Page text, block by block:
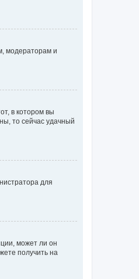
модераторам и
в котором вы
то сейчас удачный
для
может ли он
получить на